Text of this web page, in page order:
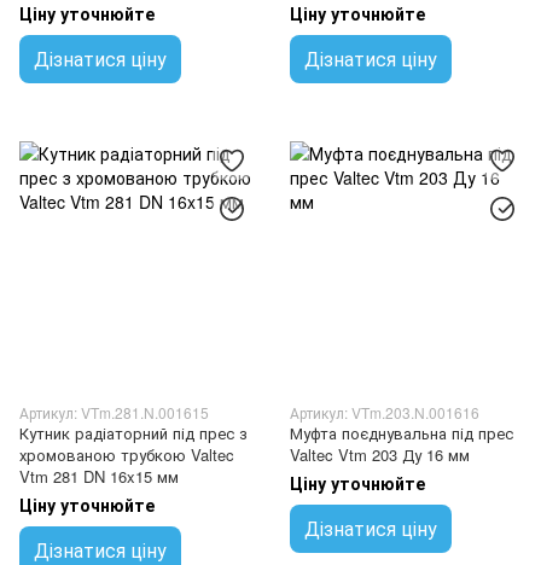
Ціну уточнюйте
Дізнатися ціну
Ціну уточнюйте
Дізнатися ціну
Артикул: VTm.281.N.001615
Кутник радіаторний під прес з
хромованою трубкою Valtec
Vtm 281 DN 16x15 мм
Ціну уточнюйте
Дізнатися ціну
Артикул: VTm.203.N.001616
Муфта поєднувальна під прес
Valtec Vtm 203 Ду 16 мм
Ціну уточнюйте
Дізнатися ціну